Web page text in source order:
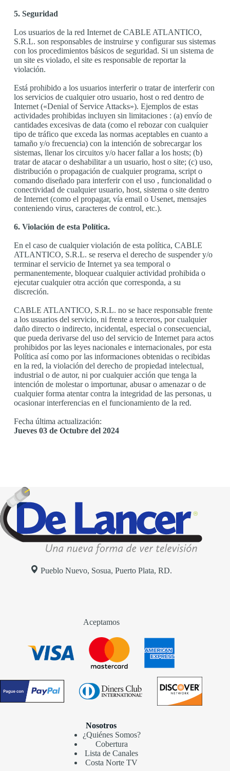
5. Seguridad
Los usuarios de la red Internet de CABLE ATLANTICO,
S.R.L. son responsables de instruirse y configurar sus sistemas
con los procedimientos básicos de seguridad. Si un sistema de
un site es violado, el site es responsable de reportar la
violación.
Está prohibido a los usuarios interferir o tratar de interferir con
los servicios de cualquier otro usuario, host o red dentro de
Internet («Denial of Service Attacks»). Ejemplos de estas
actividades prohibidas incluyen sin limitaciones : (a) envío de
cantidades excesivas de data (como el rebozar con cualquier
tipo de tráfico que exceda las normas aceptables en cuanto a
tamaño y/o frecuencia) con la intención de sobrecargar los
sistemas, llenar los circuitos y/o hacer fallar a los hosts; (b)
tratar de atacar o deshabilitar a un usuario, host o site; (c) uso,
distribución o propagación de cualquier programa, script o
comando diseñado para interferir con el uso , funcionalidad o
conectividad de cualquier usuario, host, sistema o site dentro
de Internet (como el propagar, vía email o Usenet, mensajes
conteniendo virus, caracteres de control, etc.).
6. Violación de esta Política.
En el caso de cualquier violación de esta política, CABLE
ATLANTICO, S.R.L. se reserva el derecho de suspender y/o
terminar el servicio de Internet ya sea temporal o
permanentemente, bloquear cualquier actividad prohibida o
ejecutar cualquier otra acción que corresponda, a su
discreción.
CABLE ATLANTICO, S.R.L. no se hace responsable frente
a los usuarios del servicio, ni frente a terceros, por cualquier
daño directo o indirecto, incidental, especial o consecuencial,
que pueda derivarse del uso del servicio de Internet para actos
prohibidos por las leyes nacionales e internacionales, por esta
Política así como por las informaciones obtenidas o recibidas
en la red, la violación del derecho de propiedad intelectual,
industrial o de autor, ni por cualquier acción que tenga la
intención de molestar o importunar, abusar o amenazar o de
cualquier forma atentar contra la integridad de las personas, u
ocasionar interferencias en el funcionamiento de la red.
Fecha última actualización:
Jueves 03 de Octubre del 2024
Pueblo Nuevo, Sosua, Puerto Plata, RD.
Aceptamos
Nosotros
¿Quiénes Somos?
Cobertura
Lista de Canales
Costa Norte TV